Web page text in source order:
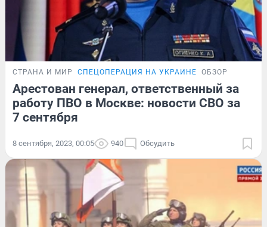
СТРАНА И МИР СПЕЦОПЕРАЦИЯ НА УКРАИНЕ ОБЗОР
Арестован генерал, ответственный за
работу ПВО в Москве: новости СВО за
7 сентября
8 сентября, 2023, 00:05 940 Обсудить